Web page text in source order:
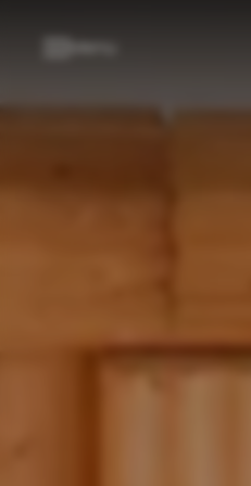
Menü